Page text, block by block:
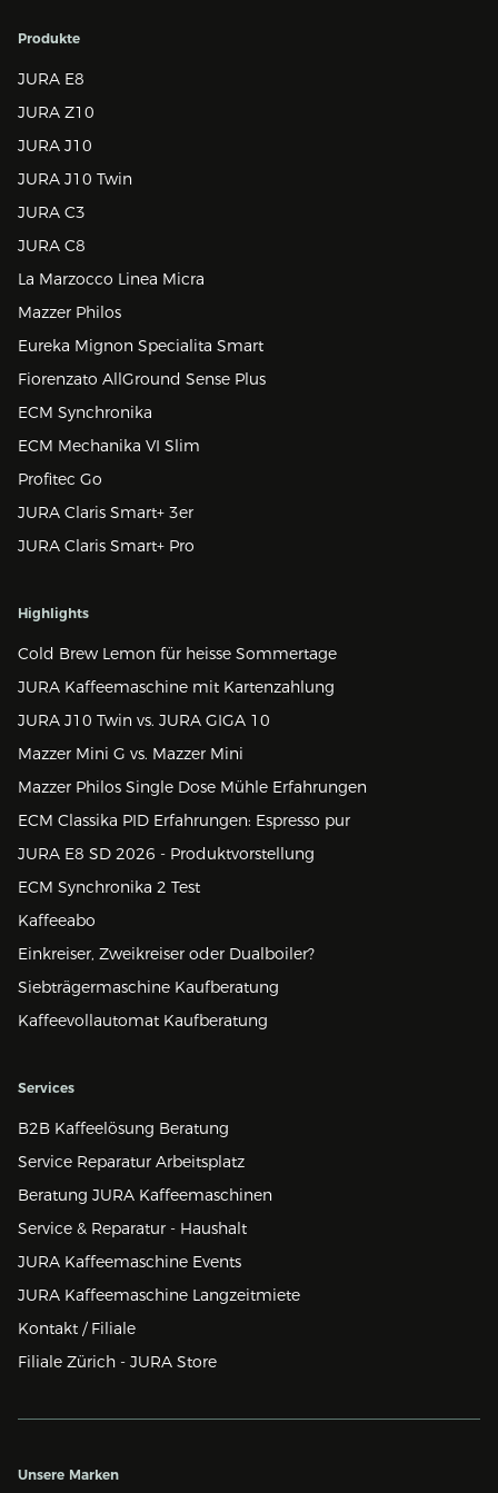
Produkte
JURA E8
JURA Z10
JURA J10
JURA J10 Twin
JURA C3
JURA C8
La Marzocco Linea Micra
Mazzer Philos
Eureka Mignon Specialita Smart
Fiorenzato AllGround Sense Plus
ECM Synchronika
ECM Mechanika VI Slim
Profitec Go
JURA Claris Smart+ 3er
JURA Claris Smart+ Pro
Highlights
Cold Brew Lemon für heisse Sommertage
JURA Kaffeemaschine mit Kartenzahlung
JURA J10 Twin vs. JURA GIGA 10
Mazzer Mini G vs. Mazzer Mini
Mazzer Philos Single Dose Mühle Erfahrungen
ECM Classika PID Erfahrungen: Espresso pur
JURA E8 SD 2026 - Produktvorstellung
ECM Synchronika 2 Test
Kaffeeabo
Einkreiser, Zweikreiser oder Dualboiler?
Siebträgermaschine Kaufberatung
Kaffeevollautomat Kaufberatung
Services
B2B Kaffeelösung Beratung
Service Reparatur Arbeitsplatz
Beratung JURA Kaffeemaschinen
Service & Reparatur - Haushalt
JURA Kaffeemaschine Events
JURA Kaffeemaschine Langzeitmiete
Kontakt / Filiale
Filiale Zürich - JURA Store
Unsere Marken